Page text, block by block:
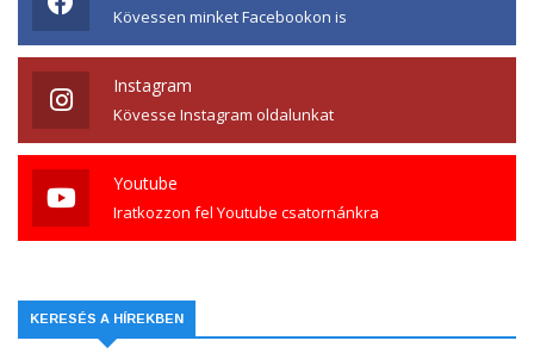
Kövessen minket Facebookon is
Instagram
Kövesse Instagram oldalunkat
Youtube
Iratkozzon fel Youtube csatornánkra
KERESÉS A HÍREKBEN